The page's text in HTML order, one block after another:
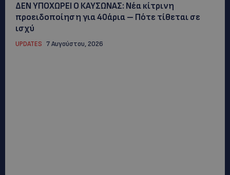
ΔΕΝ ΥΠΟΧΩΡΕΙ Ο ΚΑΥΣΩΝΑΣ: Νέα κίτρινη
προειδοποίηση για 40άρια – Πότε τίθεται σε
ισχύ
UPDATES 7 Αυγούστου, 2026